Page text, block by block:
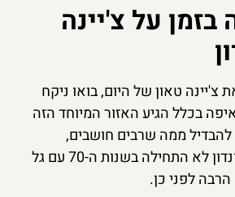
על צ'יינה
צ'יינה טאון של היום, בואו ניקח
בכלל הגיע האזור המיוחד הזה
להבדיל ממה שרבים חושבים,
הנוכחות הסינית בלונדון לא התחילה בשנות ה-70 עם גל
לפני כן.